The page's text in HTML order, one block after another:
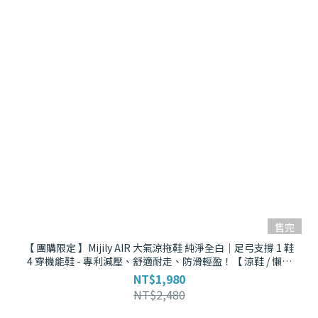
售完
【 團購限定 】Mijily AIR 大氣涼拖鞋 純淨全白｜足弓支撐 1 鞋
4 穿機能鞋 - 專利減壓、舒適耐走、防滑輕盈！【 涼鞋 / 懶人
拖 / 羅馬拖 / 拖鞋 】
NT$1,980
NT$2,480